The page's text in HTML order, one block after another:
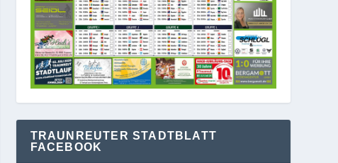
TRAUNREUTER STADTBLATT
FACEBOOK